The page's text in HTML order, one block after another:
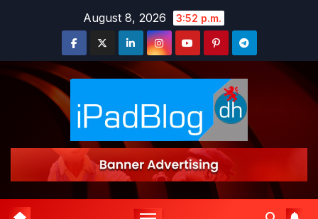
August 8, 2026 3:52 p.m.